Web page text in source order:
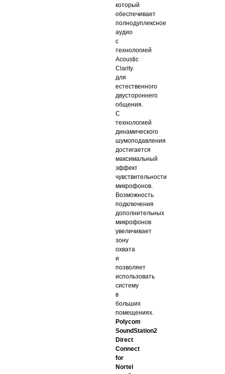
который
обеспечивает
полнодуплексное
аудио
с
технологией
Acoustic
Clarity
для
естественного
двустороннего
общения.
С
технологией
динамического
шумоподавления
достигается
максимальный
эффект
чувствительности
микрофонов.
Возможность
подключения
дополнительных
микрофонов
увеличивает
зону
охвата
и
позволяет
использовать
систему
в
больших
помещениях.
Polycom
SoundStation2
Direct
Connect
for
Nortel